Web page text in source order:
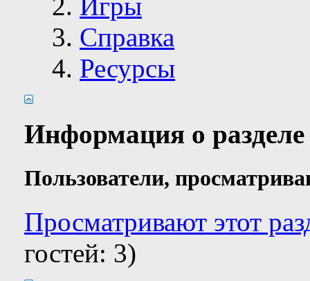
Игры
Справка
Ресурсы
Информация о
Пользователи,
Просматривают этот
гостей: 3)